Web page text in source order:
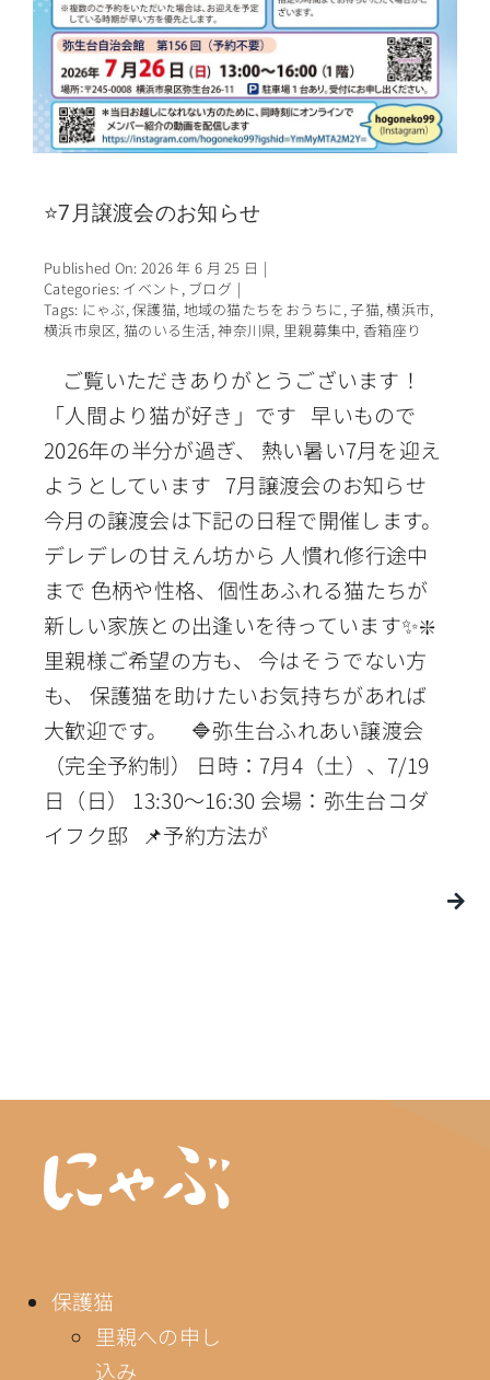
⭐7月譲渡会のお知らせ
Published On: 2026 年 6 月 25 日 |
Categories: イベント , ブログ |
Tags: にゃぶ,保護猫, 地域の猫たちをおうちに ,子猫,横浜市,
横浜市泉区, 猫のいる生活,神奈川県, 里親募集中,香箱座り
ご覧いただきありがとうございます！
「人間より猫が好き」です 早いもので
2026年の半分が過ぎ、 熱い暑い7月を迎え
ようとしています 7月譲渡会のお知らせ
今月の譲渡会は下記の日程で開催します。
デレデレの甘えん坊から 人慣れ修行途中
まで 色柄や性格、個性あふれる猫たちが
新しい家族との出逢いを待っています✨❇️
里親様ご希望の方も、 今はそうでない方
も、 保護猫を助けたいお気持ちがあれば
大歓迎です。 🔷弥生台ふれあい譲渡会
（完全予約制） 日時：7月4（土）、7/19
日（日） 13:30〜16:30 会場：弥生台コダ
イフク邸 📌予約方法が
保護猫
里親への申し
込み